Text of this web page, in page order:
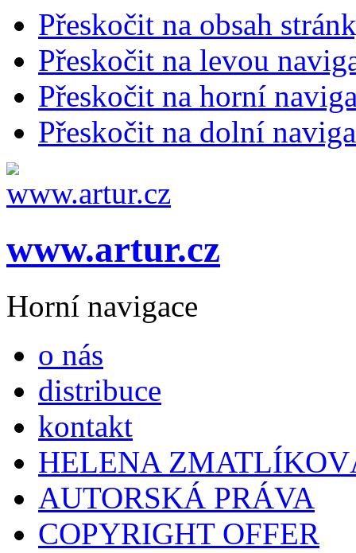
Přeskočit na obsah
Přeskočit na levou
Přeskočit na horní
Přeskočit na dolní
www.artur.cz
Horní navigace
o nás
distribuce
kontakt
HELENA
AUTORSKÁ PRÁVA
COPYRIGHT OFFER